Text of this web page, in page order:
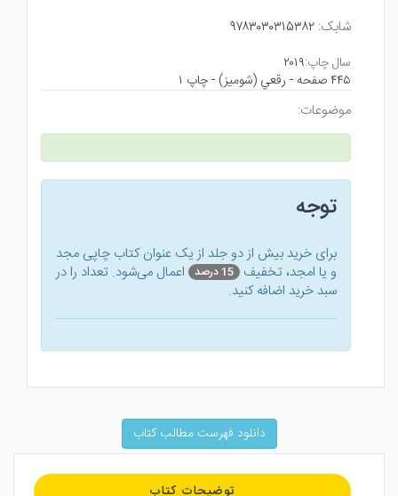
شابک: ۹۷۸۳۰۳۰۳۱۵۳۸۲
سال چاپ:۲۰۱۹
۴۴۵ صفحه - رقعي (شوميز) - چاپ ۱
موضوعات:
توجه
برای خرید بیش از دو جلد از یک عنوان کتاب‌ چاپی مجد
و یا امجد، تخفیف 15 درصد
اعمال می‌شود. تعداد را در
سبد خرید اضافه کنید.
دانلود فهرست مطالب کتاب
توضیحات کتاب